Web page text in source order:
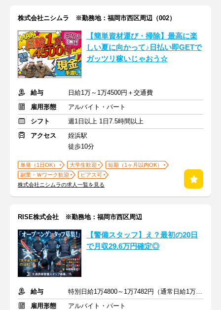
株式会社ニシムラ ※勤務地：福岡市西区周辺（002）
【簡単資材運び・掃除】最高に楽
しい夏に向かって♪日払い即GETで
ガッツリ稼いじゃおう☆
給与
日給1万～1万4500円＋交通費
雇用形態
アルバイト・パート
シフト
週1日以上 1日7.5時間以上
アクセス
姪浜駅
徒歩10分
単発（1日OK） 大学生歓迎
短期（1ヶ月以内OK）
副業・Ｗワーク歓迎
ピアス可
株式会社ニシムラの求人一覧を見る
RISE株式会社 ※勤務地：福岡市西区周辺
【警備スタッフ】え？最初の20日
で月収29.6万円確定◎
給与
特別日給1万4800～1万7482円（通常日給1万1800～1万4482円）
雇用形態
アルバイト・パート